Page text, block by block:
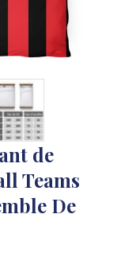
de
Teams
De